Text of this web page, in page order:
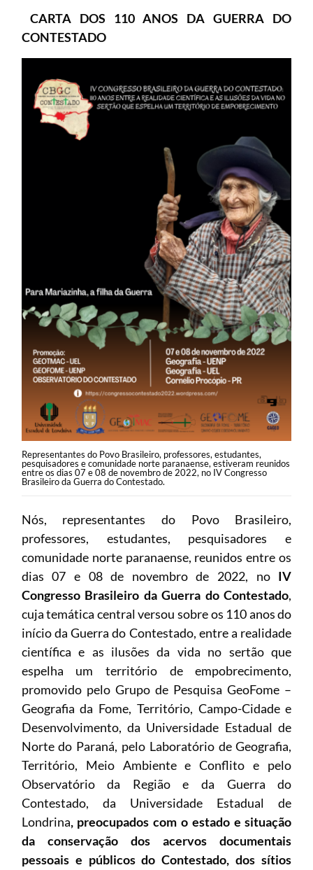
CARTA DOS 110 ANOS DA GUERRA DO
CONTESTADO
Representantes do Povo Brasileiro, professores, estudantes,
pesquisadores e comunidade norte paranaense, estiveram reunidos
entre os dias 07 e 08 de novembro de 2022, no IV Congresso
Brasileiro da Guerra do Contestado.
Nós, representantes do Povo Brasileiro,
professores, estudantes, pesquisadores e
comunidade norte paranaense, reunidos entre os
dias 07 e 08 de novembro de 2022, no IV
Congresso Brasileiro da Guerra do Contestado,
cuja temática central versou sobre os 110 anos do
início da Guerra do Contestado, entre a realidade
científica e as ilusões da vida no sertão que
espelha um território de empobrecimento,
promovido pelo Grupo de Pesquisa GeoFome –
Geografia da Fome, Território, Campo-Cidade e
Desenvolvimento, da Universidade Estadual de
Norte do Paraná, pelo Laboratório de Geografia,
Território, Meio Ambiente e Conflito e pelo
Observatório da Região e da Guerra do
Contestado, da Universidade Estadual de
Londrina, preocupados com o estado e situação
da conservação dos acervos documentais
pessoais e públicos do Contestado, dos sítios